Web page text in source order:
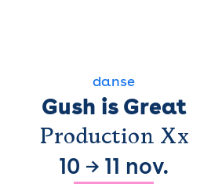
danse
Gush is Great
Production Xx
10 → 11 nov.